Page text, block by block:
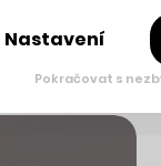
Nastavení
Pokračovat s